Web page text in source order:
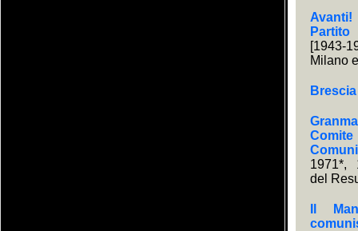
Milano
1971*,
del
Il